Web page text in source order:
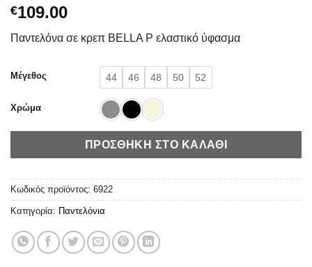
€109.00
Παντελόνα σε κρεπ BELLA P ελαστικό ύφασμα
Μέγεθος 44 46 48 50 52
Χρώμα
ΠΡΟΣΘΉΚΗ ΣΤΟ ΚΑΛΆΘΙ
Κωδικός προϊόντος: 6922
Κατηγορία: Παντελόνια